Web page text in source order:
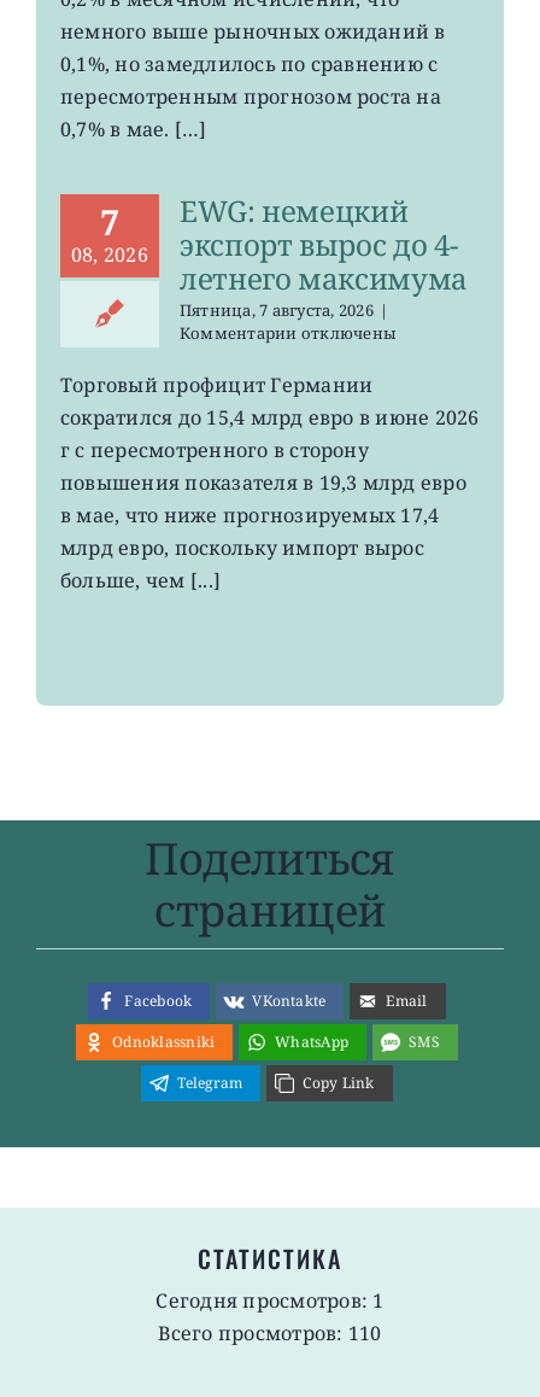
до
0,2%
немного выше рыночных ожиданий в
0,1%, но замедлилось по сравнению с
пересмотренным прогнозом роста на
0,7% в мае. […]
7
08, 2026
EWG: немецкий
экспорт вырос до 4-
летнего максимума
Пятница, 7 августа, 2026 |
Комментариик
EWG:
немецкий
экспорт
вырос
4-
летнего
отключены
Торговый профицит Германии
сократился до 15,4 млрд евро в июне 2026
г с пересмотренного в сторону
повышения показателя в 19,3 млрд евро
в мае, что ниже прогнозируемых 17,4
млрд евро, поскольку импорт вырос
больше, чем [...]
Поделиться
страницей
Facebook VKontakte
Email
Odnoklassniki
WhatsApp
SMS
Telegram
Copy Link
СТАТИСТИКА
Сегодня просмотров: 1
Всего просмотров: 110